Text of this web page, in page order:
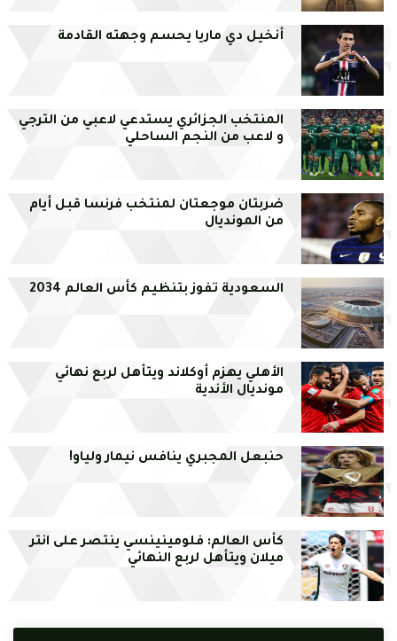
أنخيل دي ماريا يحسم وجهته القادمة
المنتخب الجزائري يستدعي لاعبي من الترجي
و لاعب من النجم الساحلي
ضربتان موجعتان لمنتخب فرنسا قبل أيام
من المونديال
السعودية تفوز بتنظيم كأس العالم 2034
الأهلي يهزم أوكلاند ويتأهل لربع نهائي
مونديال الأندية
حنبعل المجبري ينافس نيمار ولياو!
كأس العالم: فلومينينسي ينتصر على انتر
ميلان ويتأهل لربع النهائي